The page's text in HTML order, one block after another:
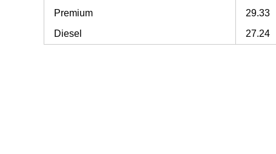
Premium
29.33
Diesel
27.24